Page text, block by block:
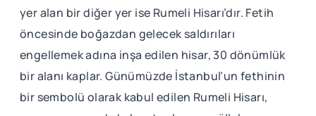
yer alan bir diğer yer ise Rumeli Hisarı’dır. Fetih
öncesinde boğazdan gelecek saldırıları
engellemek adına inşa edilen hisar, 30 dönümlük
bir alanı kaplar. Günümüzde İstanbul’un fethinin
bir sembolü olarak kabul edilen Rumeli Hisarı,